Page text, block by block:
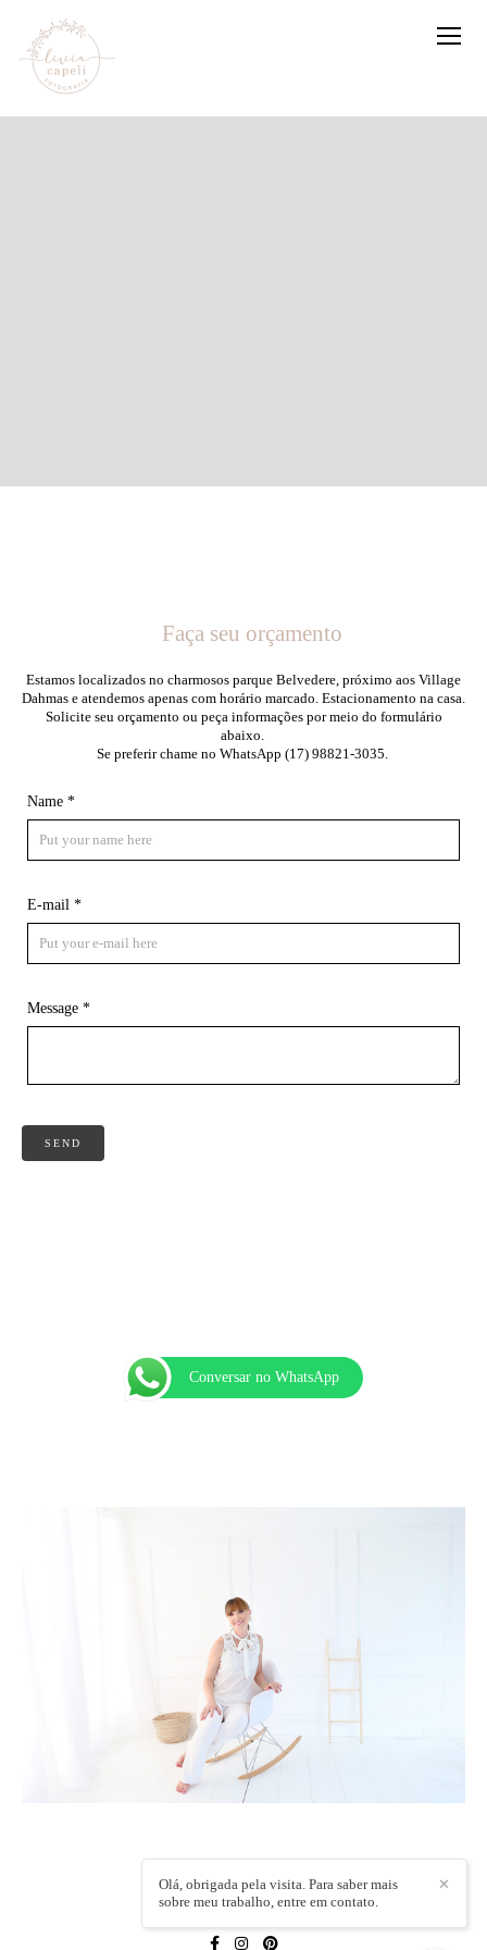
Faça seu orçamento
Estamos localizados no charmosos parque Belvedere, próximo aos Village
Dahmas e atendemos apenas com horário marcado. Estacionamento na casa.
Solicite seu orçamento ou peça informações por meio do formulário
abaixo.
Se preferir chame no WhatsApp (17) 98821-3035.
Name *
E-mail *
Message *
SEND
Conversar no WhatsApp
LÍVIA CAPELI/CONTATO
✕
Olá, obrigada pela visita. Para saber mais
sobre meu trabalho, entre em contato.